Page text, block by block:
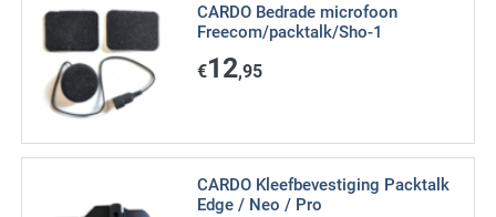
CARDO Bedrade microfoon
Freecom/packtalk/Sho-1
€12,95
CARDO Kleefbevestiging Packtalk
Edge / Neo / Pro